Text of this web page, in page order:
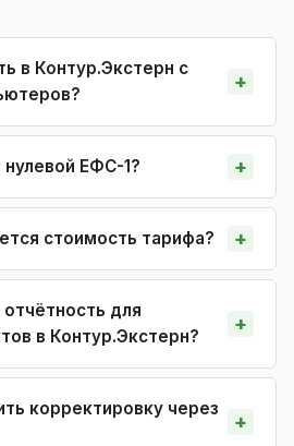
в Контур.Экстерн с
ЕФС-1?
стоимость тарифа?
отчётность для
в Контур.Экстерн?
корректировку через